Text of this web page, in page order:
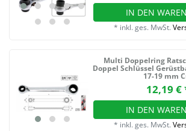
IN DEN
* inkl. ges. MwSt.
Multi Doppelring
Doppel Schlüssel
17-19 mm
12,19 €
IN DEN
* inkl. ges. MwSt.